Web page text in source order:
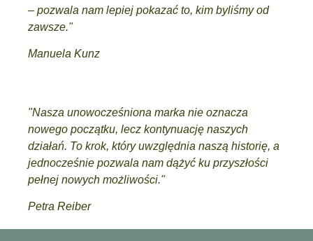
– pozwala nam lepiej pokazać to, kim byliśmy od
zawsze."
Manuela Kunz
"Nasza unowocześniona marka nie oznacza
nowego początku, lecz kontynuację naszych
działań. To krok, który uwzględnia naszą historię, a
jednocześnie pozwala nam dążyć ku przyszłości
pełnej nowych możliwości."
Petra Reiber